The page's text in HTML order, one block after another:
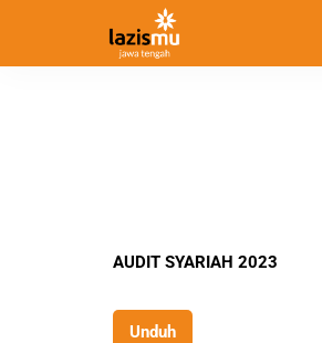
AUDIT SYARIAH 2023
Unduh